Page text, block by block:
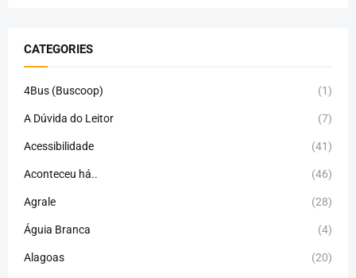
CATEGORIES
4Bus (Buscoop) (1)
A Dúvida do Leitor (7)
Acessibilidade (41)
Aconteceu há.. (46)
Agrale (28)
Águia Branca (4)
Alagoas (20)